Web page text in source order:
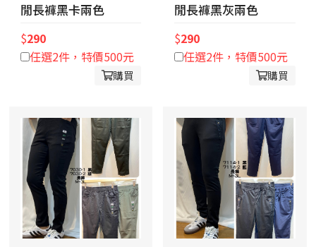
閒長褲黑卡兩色
$290
任選2件，特價500元
購買
閒長褲黑灰兩色
$290
任選2件，特價500元
購買